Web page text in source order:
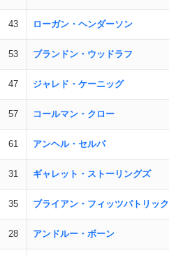
43 ローガン・ヘンダーソン
53 ブランドン・ウッドラフ
47 ジャレド・ケーニッグ
57 コールマン・クロー
61 アンヘル・セルパ
31 ギャレット・ストーリングズ
35 ブライアン・フィッツパトリック
28 アンドルー・ボーン